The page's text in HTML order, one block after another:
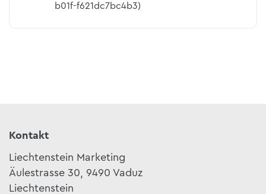
b01f-f621dc7bc4b3)
Kontakt
Liechtenstein Marketing
Äulestrasse 30, 9490 Vaduz
Liechtenstein